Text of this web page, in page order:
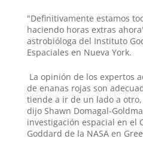
"Definitivamente estamos
haciendo horas extras
astrobióloga del Instituto
Espaciales en Nueva York.
La opinión de los expertos
de enanas rojas son
tiende a ir de un lado a
dijo Shawn Domagal-
investigación espacial en el
Goddard de la NASA en